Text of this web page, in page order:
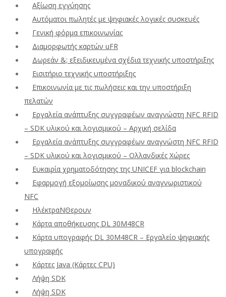
Αξίωση εγγύησης
Αυτόματοι πωλητές με ψηφιακές λογικές συσκευές
Γενική φόρμα επικοινωνίας
Διαμορφωτής καρτών uFR
Δωρεάν &; εξειδικευμένα σχέδια τεχνικής υποστήριξης
Εισιτήριο τεχνικής υποστήριξης
Επικοινωνία με τις πωλήσεις και την υποστήριξη
πελατών
Εργαλεία ανάπτυξης συγγραφέων αναγνώστη NFC RFID
– SDK υλικού και λογισμικού – Αρχική σελίδα
Εργαλεία ανάπτυξης συγγραφέων αναγνώστη NFC RFID
– SDK υλικού και λογισμικού – Ολλανδικές Χώρες
Ευκαιρία χρηματοδότησης της UNICEF για blockchain
Εφαρμογή εξομοίωσης μοναδικού αναγνωριστικού
NFC
ΗλέκτραΝΘερουν
Κάρτα αποθήκευσης DL 30M48CR
Κάρτα υπογραφής DL 30M48CR – Εργαλείο ψηφιακής
υπογραφής
Κάρτες Java (Κάρτες CPU)
Λήψη SDK
Λήψη SDK